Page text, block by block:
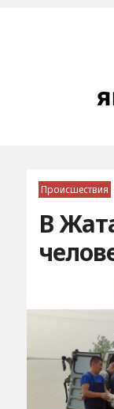
Происшествия
В